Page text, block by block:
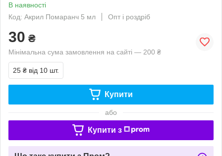
В наявності
Код: Акрил Помаранч 5 мл
Опт і роздріб
30 ₴
Мінімальна сума замовлення на сайті — 200 ₴
25 ₴ від 10 шт.
Купити
або
Купити з